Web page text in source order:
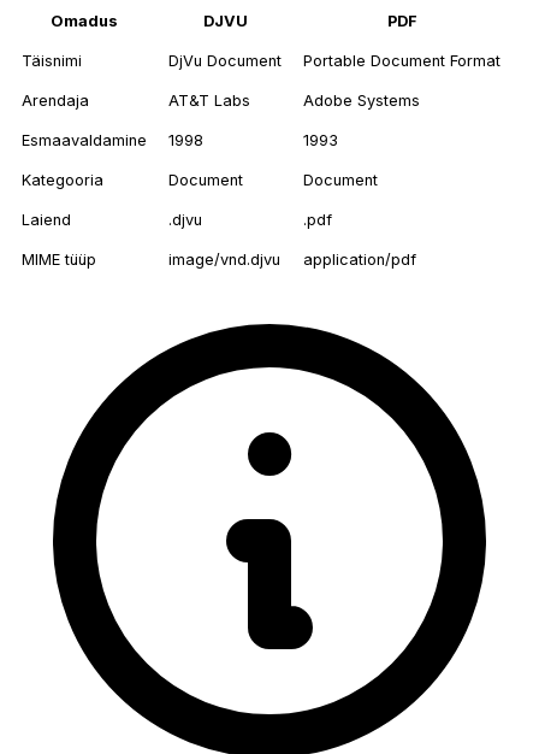
Omadus DJVU PDF
Täisnimi DjVu Document Portable Document Format
Arendaja AT&T Labs Adobe Systems
Esmaavaldamine 1998 1993
Kategooria Document Document
Laiend .djvu .pdf
MIME tüüp image/vnd.djvu application/pdf